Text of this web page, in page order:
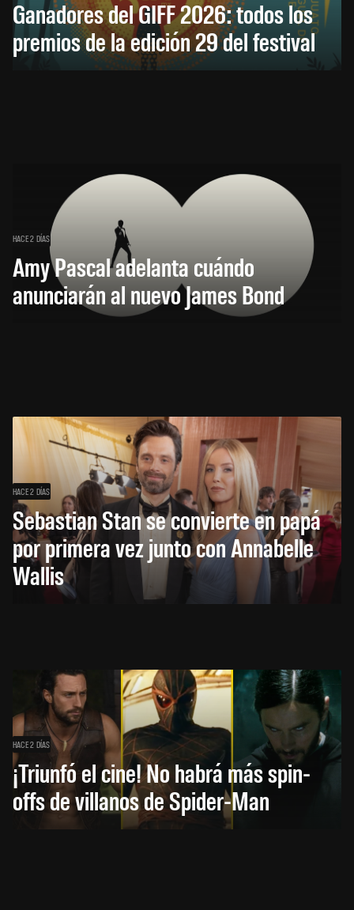
Ganadores del GIFF 2026: todos los
premios de la edición 29 del festival
HACE 2 DÍAS
Amy Pascal adelanta cuándo
anunciarán al nuevo James Bond
HACE 2 DÍAS
Sebastian Stan se convierte en papá
por primera vez junto con Annabelle
Wallis
HACE 2 DÍAS
¡Triunfó el cine! No habrá más spin-
offs de villanos de Spider-Man